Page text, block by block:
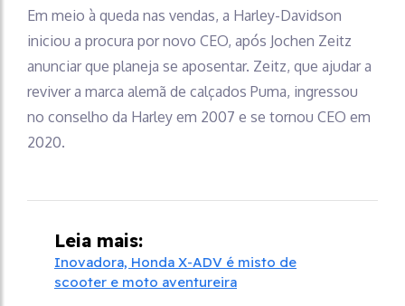
Em meio à queda nas vendas, a Harley-Davidson
iniciou a procura por novo CEO, após Jochen Zeitz
anunciar que planeja se aposentar. Zeitz, que ajudar a
reviver a marca alemã de calçados Puma, ingressou
no conselho da Harley em 2007 e se tornou CEO em
2020.
Leia mais:
Inovadora, Honda X-ADV é misto de
scooter e moto aventureira